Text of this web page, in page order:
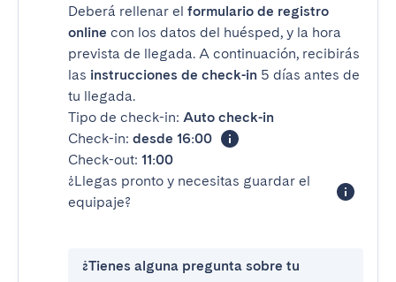
Deberá rellenar el formulario de registro
online con los datos del huésped, y la hora
prevista de llegada. A continuación, recibirás
las instrucciones de check-in 5 días antes de
tu llegada.
Tipo de check-in: Auto check-in
Check-in: desde 16:00
Check-out: 11:00
¿Llegas pronto y necesitas guardar el
equipaje?
¿Tienes alguna pregunta sobre tu